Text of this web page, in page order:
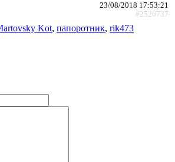
23/08/2018 17:53:21
#2526737
Kot, папоротник, rik473